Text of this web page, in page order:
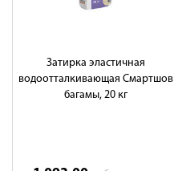
Затирка эластичная
водоотталкивающая Смартшов
багамы, 20 кг